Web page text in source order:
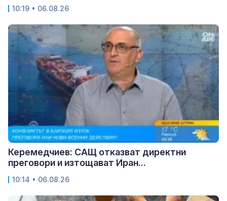
10:19 • 06.08.26
Керемедчиев: САЩ отказват директни
преговори и изтощават Иран...
10:14 • 06.08.26